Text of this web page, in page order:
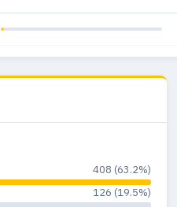
408 (63.2%)
126 (19.5%)